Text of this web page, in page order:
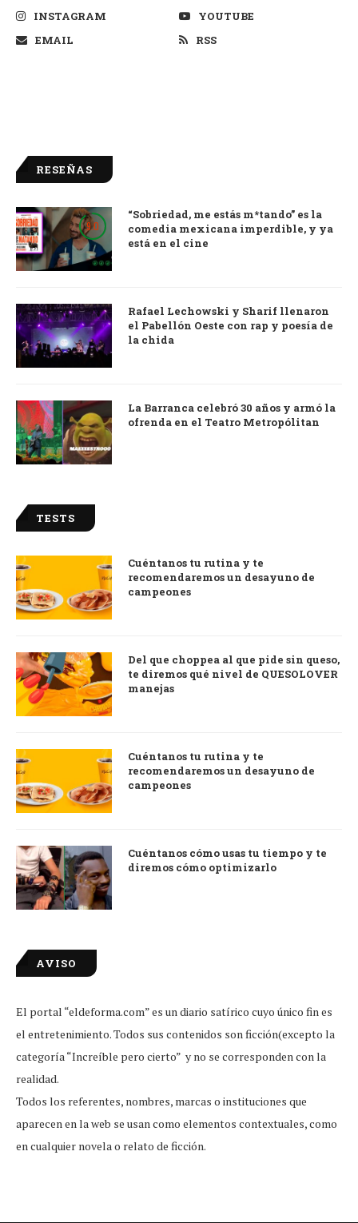
INSTAGRAM
YOUTUBE
EMAIL
RSS
RESEÑAS
9.0
“Sobriedad, me estás m*tando” es la
comedia mexicana imperdible, y ya
está en el cine
Rafael Lechowski y Sharif llenaron
el Pabellón Oeste con rap y poesía de
la chida
La Barranca celebró 30 años y armó la
ofrenda en el Teatro Metropólitan
TESTS
Cuéntanos tu rutina y te
recomendaremos un desayuno de
campeones
Del que choppea al que pide sin queso,
te diremos qué nivel de QUESOLOVER
manejas
Cuéntanos tu rutina y te
recomendaremos un desayuno de
campeones
Cuéntanos cómo usas tu tiempo y te
diremos cómo optimizarlo
AVISO
El portal “eldeforma.com” es un diario satírico cuyo único fin es
el entretenimiento. Todos sus contenidos son ficción(excepto la
categoría “Increíble pero cierto” y no se corresponden con la
realidad.
Todos los referentes, nombres, marcas o instituciones que
aparecen en la web se usan como elementos contextuales, como
en cualquier novela o relato de ficción.